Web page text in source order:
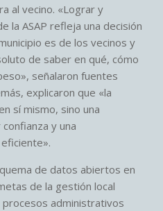
al vecino. «Lograr y
la ASAP refleja una decisión
es de los vecinos y
de saber en qué, cómo
señalaron fuentes
explicaron que «la
sí mismo, sino una
y una
de datos abiertos en
de la gestión local
procesos administrativos